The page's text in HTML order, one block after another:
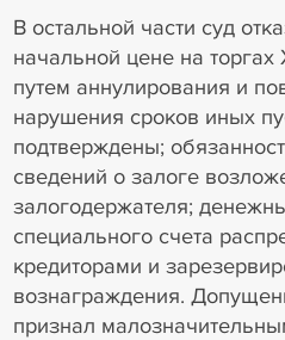
В остальной части суд
начальной цене на
путем аннулирования и
нарушения сроков иных
подтверждены;
сведений о залоге
залогодержателя;
специального счета
кредиторами и
вознаграждения.
признал